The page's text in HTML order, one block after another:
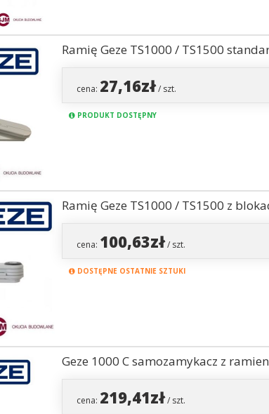
Ramię Geze TS1000 / TS1500
cena: 27,16zł/ szt.
PRODUKT DOSTĘPNY
Ramię Geze TS1000 / TS1500 z
cena: 100,63zł/ szt.
DOSTĘPNE OSTATNIE SZTUKI
Geze 1000 C samozamykacz z
cena: 219,41zł/ szt.